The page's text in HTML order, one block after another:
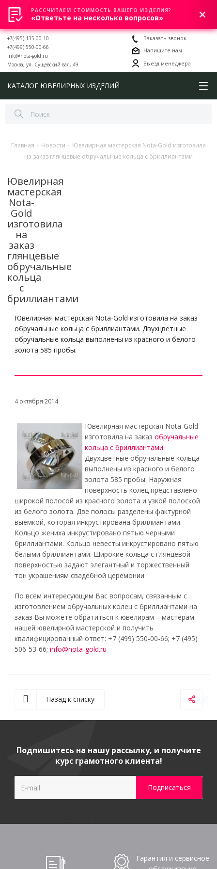
0
+7(495) 135-00-10
+7(499) 550-00-66
info@nota-gold.ru
Москва, ул. Сущевский вал, 49
Заказать звонок
Напишите нам
Выезд менеджера
КАТАЛОГ ЮВЕЛИРНЫХ ИЗДЕЛИЙ
Главная - Новости - Ювелирная мастерская Nota-Gold изготовила
на заказ глянцевые обручальные кольца с бриллиантами
Ювелирная
мастерская
Nota-
Gold
изготовила
на
заказ
глянцевые
обручальные
кольца
с
бриллиантами
Ювелирная мастерская Nota-Gold изготовила на заказ
обручальные кольца с бриллиантами. Двухцветные
обручальные кольца выполнены из красного и белого
золота 585 пробы.
4 октября 2014
Ювелирная мастерская Nota-Gold
изготовила на заказ обручальные
кольца с бриллиантами.
Двухцветные обручальные кольца
выполнены из красного и белого
золота 585 пробы. Наружная
поверхность колец представлено
широкой полосой из красного золота и узкой полоской
из белого золота. Две полосы разделены фактурной
выемкой, которая инкрустирована бриллиантами.
Кольцо жениха инкрустировано пятью черными
бриллиантами. Кольцо невесты инкрустировано пятью
белыми бриллиантами. Широкие кольца с глянцевой
поверхностью задают элегантный и торжественный
тон украшениям свадебной церемонии.
По всем интересующим Вас вопросам, связанным с
изготовлением обручальных колец с бриллиантами на
заказ Вы можете обратиться к ювелирам – мастерам
нашей ювелирной мастерской и получить
квалифицированный ответ: +7 (499) 550-00-66; +7 (495)
506-53-66; info@nota-gold.ru
Назад к списку
Подпишитесь на нашу рассылку, и получите
курс грамотного клиента!
Гарантия и сервисное
РАССЧИТАЕМ СТОИМОСТЬ ВАШЕГО ИЗДЕЛИЯ?
«Ответьте на несколько вопросов»